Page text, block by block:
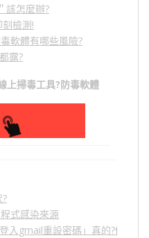
該怎麼辦?
檢測!
軟體有哪些風險?
露?
上掃毒工具?防毒軟體
式感染來源
入gmail重設密碼」真的?假的?5